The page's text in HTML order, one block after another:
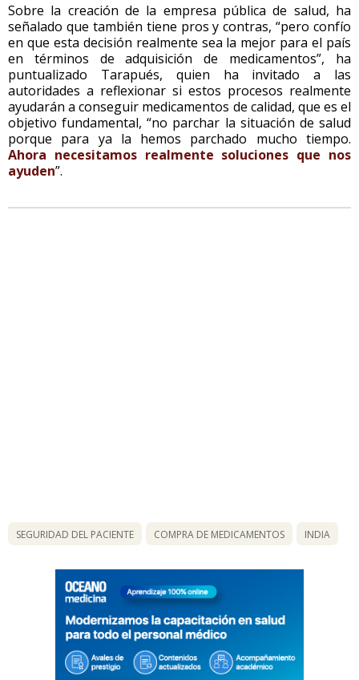
Sobre la creación de la empresa pública de salud, ha
señalado que también tiene pros y contras, “pero confío
en que esta decisión realmente sea la mejor para el país
en términos de adquisición de medicamentos”, ha
puntualizado Tarapués, quien ha invitado a las
autoridades a reflexionar si estos procesos realmente
ayudarán a conseguir medicamentos de calidad, que es el
objetivo fundamental, “no parchar la situación de salud
porque para ya la hemos parchado mucho tiempo.
Ahora necesitamos realmente soluciones que nos
ayuden”.
SEGURIDAD DEL PACIENTE COMPRA DE MEDICAMENTOS INDIA